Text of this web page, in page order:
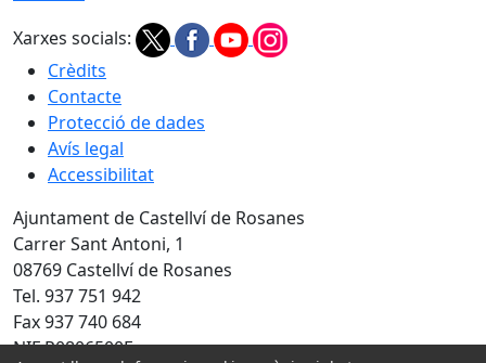
Xarxes socials:
Crèdits
Contacte
Protecció de dades
Avís legal
Accessibilitat
Ajuntament de Castellví de Rosanes
Carrer Sant Antoni, 1
08769 Castellví de Rosanes
Tel. 937 751 942
Fax 937 740 684
NIF P0806500E